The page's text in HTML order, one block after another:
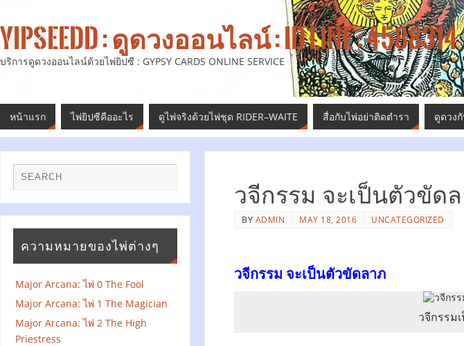
YIPSEEDD : ดูดวงออนไลน์ : ID LINE : 4588314
บริการดูดวงออนไลน์ด้วยไพ่ยิปซี : GYPSY CARDS ONLINE SERVICE
หน้าแรก ไพ่ยิปซีคืออะไร ดูไพ่จริงด้วยไพ่ชุด RIDER–WAITE สื่อกับไพ่อย่าติดตำรา ดูดวง
วจีกรรม จะเป็นตัวขัด
BY ADMIN MAY 18, 2016 UNCATEGORIZED
วจีกรรม จะเป็นตัวขัดลาภ
วจีกรรม
ความหมายของไพ่ต่างๆ
Major Arcana: ไพ่ 0 The Fool
Major Arcana: ไพ่ 1 The Magician
Major Arcana: ไพ่ 2 The High
Priestress